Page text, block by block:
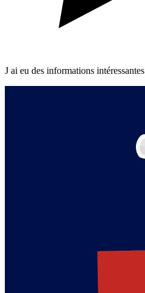
J ai eu des informations intéressantes